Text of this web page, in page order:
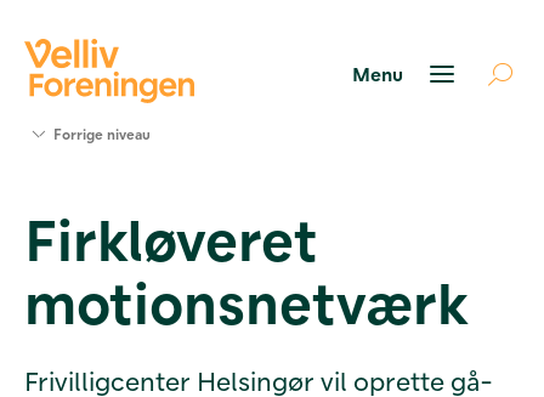
Værktøjer
og viden
Foreningen
Forrige niveau
Firkløveret
motionsnetværk
Frivilligcenter Helsingør vil oprette gå-